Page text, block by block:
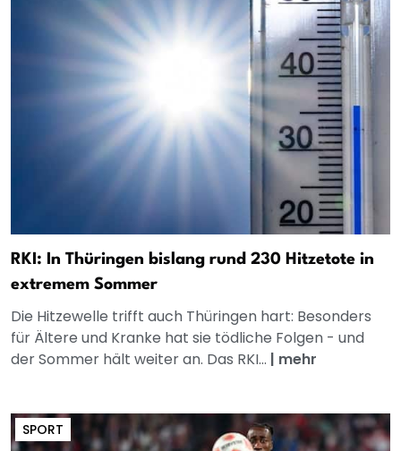
RKI: In Thüringen bislang rund 230 Hitzetote in
extremem Sommer
Die Hitzewelle trifft auch Thüringen hart: Besonders
für Ältere und Kranke hat sie tödliche Folgen - und
der Sommer hält weiter an. Das RKI... | mehr
SPORT